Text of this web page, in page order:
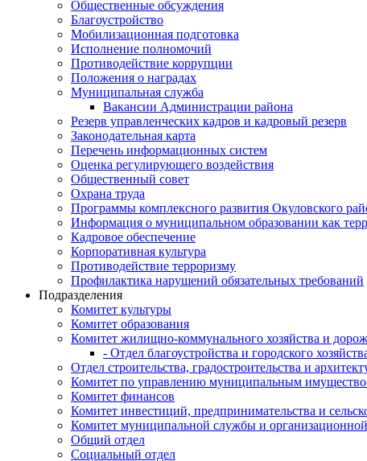
Общественные обсуждения
Благоустройство
Мобилизационная подготовка
Исполнение полномочий
Противодействие коррупции
Положения о наградах
Муниципальная служба
Вакансии Администрации района
Резерв управленческих кадров и кадровый резерв
Законодательная карта
Перечень информационных систем
Оценка регулирующего воздействия
Общественный совет
Охрана труда
Программы комплексного развития Окуловского
Информация о муниципальном образовании как
Кадровое обеспечение
Корпоративная культура
Противодействие терроризму
Профилактика нарушений обязательных требований
Подразделения
Комитет культуры
Комитет образования
Комитет жилищно-коммунального хозяйства и
- Отдел благоустройства и городского
Отдел строительства, градостроительства и
Комитет по управлению муниципальным
Комитет финансов
Комитет инвестиций, предпринимательства и
Комитет муниципальной службы и
Общий отдел
Социальный отдел